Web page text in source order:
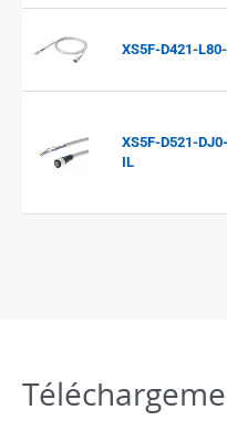
XS5F-D421-
XS5F-D521-DJ0-
IL